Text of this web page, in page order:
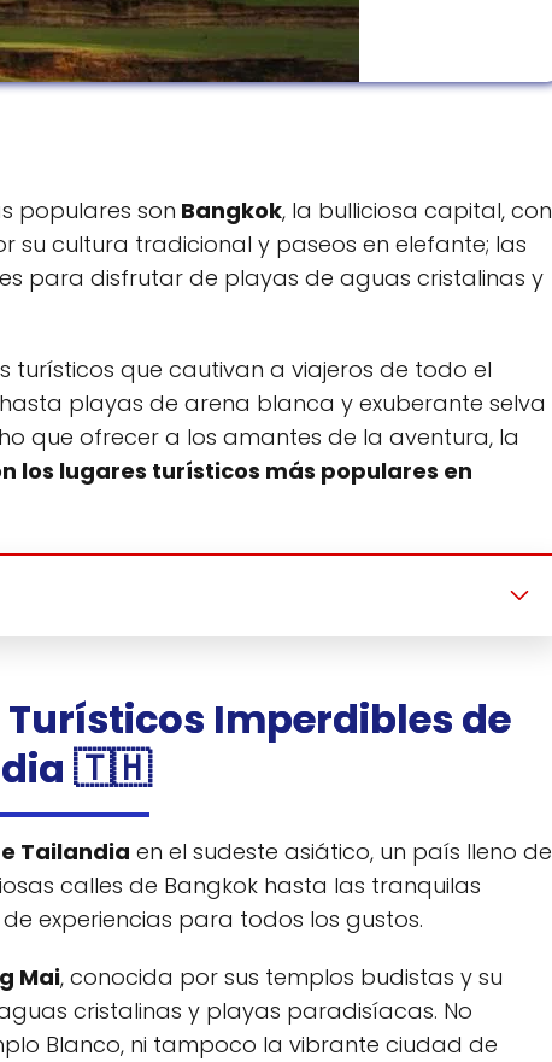
populares son Bangkok, la bulliciosa capital, con
su cultura tradicional y paseos en elefante; las
para disfrutar de playas de aguas cristalinas y
turísticos que cautivan a viajeros de todo el
playas de arena blanca y exuberante selva
que ofrecer a los amantes de la aventura, la
los lugares turísticos más populares en
Turísticos Imperdibles de
🇹🇭
Tailandia en el sudeste asiático, un país lleno de
calles de Bangkok hasta las tranquilas
experiencias para todos los gustos.
Mai, conocida por sus templos budistas y su
cristalinas y playas paradisíacas. No
Blanco, ni tampoco la vibrante ciudad de